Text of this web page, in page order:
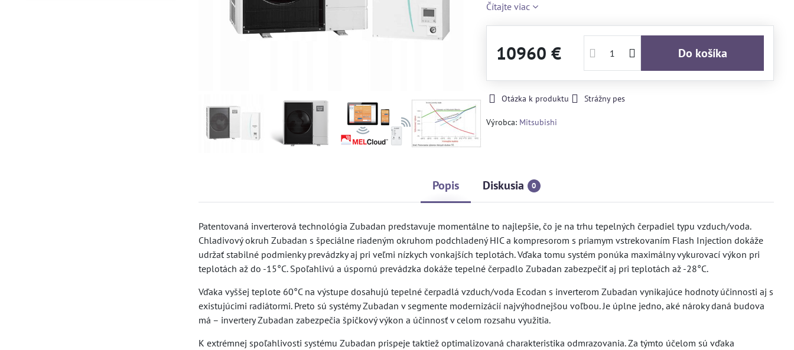
Čítajte viac
10960 € Do košíka
Otázka k produktu Strážny pes
Výrobca: Mitsubishi
Popis Diskusia 0
Patentovaná inverterová technológia Zubadan predstavuje momentálne to najlepšie, čo je na trhu tepelných čerpadiel typu vzduch/voda.
Chladivový okruh Zubadan s špeciálne riadeným okruhom podchladený HIC a kompresorom s priamym vstrekovaním Flash Injection dokáže
udržať stabilné podmienky prevádzky aj pri veľmi nízkych vonkajších teplotách. Vďaka tomu systém ponúka maximálny vykurovací výkon pri
teplotách až do -15°C. Spoľahlivú a úspornú prevádzka dokáže tepelné čerpadlo Zubadan zabezpečiť aj pri teplotách až -28°C.
Vďaka vyššej teplote 60°C na výstupe dosahujú tepelné čerpadlá vzduch/voda Ecodan s inverterom Zubadan vynikajúce hodnoty účinnosti aj s
existujúcimi radiátormi. Preto sú systémy Zubadan v segmente modernizácií najvýhodnejšou voľbou. Je úplne jedno, aké nároky daná budova
má – invertery Zubadan zabezpečia špičkový výkon a účinnosť v celom rozsahu využitia.
K extrémnej spoľahlivosti systému Zubadan prispeje taktiež optimalizovaná charakteristika odmrazovania. Za týmto účelom sú vďaka